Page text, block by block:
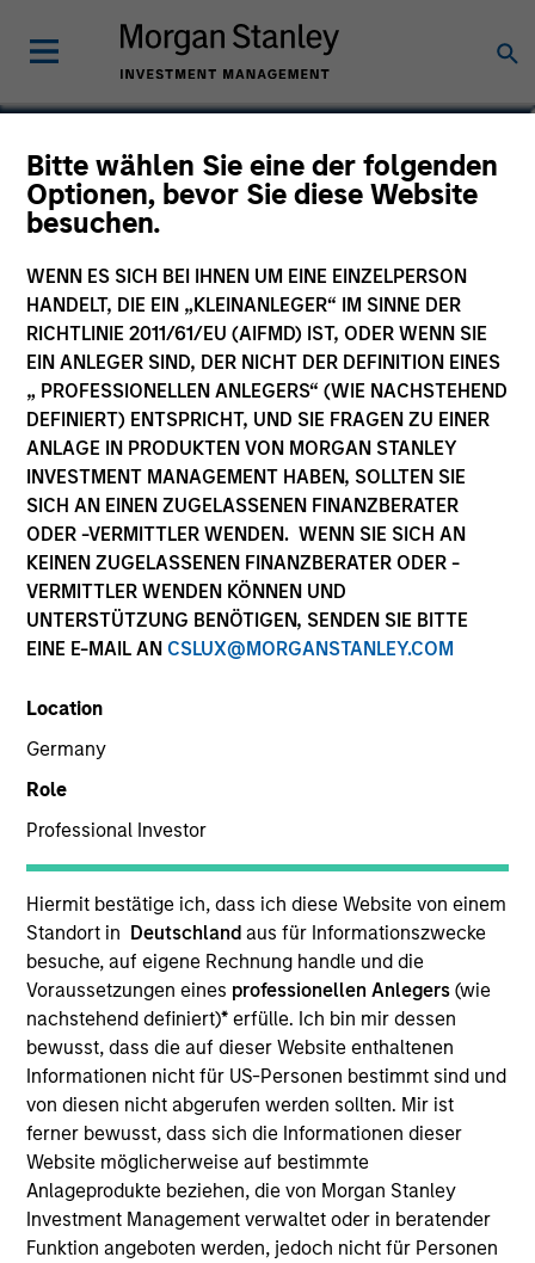
Bitte wählen Sie eine der folgenden
Optionen, bevor Sie diese Website
besuchen.
WENN ES SICH BEI IHNEN UM EINE EINZELPERSON
HANDELT, DIE EIN „KLEINANLEGER“ IM SINNE DER
RICHTLINIE 2011/61/EU (AIFMD) IST, ODER WENN SIE
EIN ANLEGER SIND, DER NICHT DER DEFINITION EINES
„ PROFESSIONELLEN ANLEGERS“ (WIE NACHSTEHEND
DEFINIERT) ENTSPRICHT, UND SIE FRAGEN ZU EINER
ANLAGE IN PRODUKTEN VON MORGAN STANLEY
INVESTMENT MANAGEMENT HABEN, SOLLTEN SIE
SICH AN EINEN ZUGELASSENEN FINANZBERATER
ODER -VERMITTLER WENDEN. WENN SIE SICH AN
KEINEN ZUGELASSENEN FINANZBERATER ODER -
VERMITTLER WENDEN KÖNNEN UND
UNTERSTÜTZUNG BENÖTIGEN, SENDEN SIE BITTE
EINE E-MAIL AN CSLUX@MORGANSTANLEY.COM
Location
Germany
Role
Professional Investor
Hiermit bestätige ich, dass ich diese Website von einem
Standort in Deutschland aus für Informationszwecke
besuche, auf eigene Rechnung handle und die
Voraussetzungen eines professionellen Anlegers(wie
nachstehend definiert)* erfülle. Ich bin mir dessen
bewusst, dass die auf dieser Website enthaltenen
Informationen nicht für US-Personen bestimmt sind und
von diesen nicht abgerufen werden sollten. Mir ist
ferner bewusst, dass sich die Informationen dieser
Website möglicherweise auf bestimmte
Anlageprodukte beziehen, die von Morgan Stanley
Investment Management verwaltet oder in beratender
Funktion angeboten werden, jedoch nicht für Personen
Sam E. Sherr
Vice President
11 Years
TEAM
North America Private Credit
Sam Sherr is a Vice President at Morgan Stanley
and is a member of the Morgan Stanley Private
Credit team, where he focuses on originating and
underwriting investment opportunities. Mr. Sherr
joined Morgan Stanley in 2022 and has 10 years of
relevant industry experience. Prior to joining
Morgan Stanley, Mr. Sherr was an Associate in the
Leveraged Finance group at BMO Capital Markets